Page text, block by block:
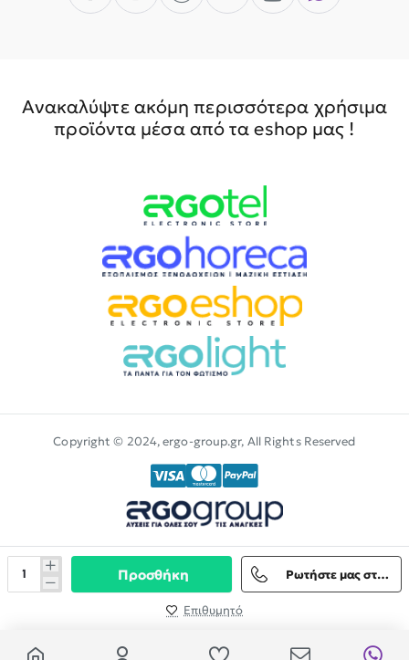
Προσθήκη Ρωτήστε μας στο Viber
Επιθυμητό
Ανακαλύψτε ακόμη περισσότερα χρήσιμα
προϊόντα μέσα από τα eshop μας !
Copyright © 2024, ergo-group.gr, All Rights Reserved